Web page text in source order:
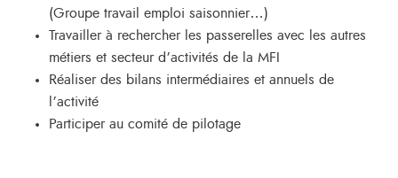
(Groupe travail emploi saisonnier…)
Travailler à rechercher les passerelles avec les autres
métiers et secteur d’activités de la MFI
Réaliser des bilans intermédiaires et annuels de
l’activité
Participer au comité de pilotage